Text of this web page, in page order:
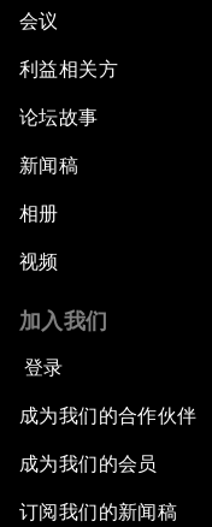
会议
利益相关方
论坛故事
新闻稿
相册
视频
加入我们
登录
成为我们的合作伙伴
成为我们的会员
订阅我们的新闻稿